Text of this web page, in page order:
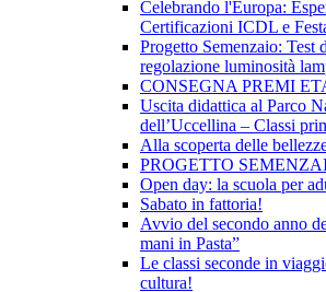
Celebrando l'Europa:
Certificazioni ICDL e
Progetto Semenzaio: Test
regolazione luminosità
CONSEGNA PREMI
Uscita didattica al Parco
dell’Uccellina – Classi
Alla scoperta delle
PROGETTO
Open day: la scuola per
Sabato in fattoria!
Avvio del secondo anno
mani in Pasta”
Le classi seconde in
cultura!